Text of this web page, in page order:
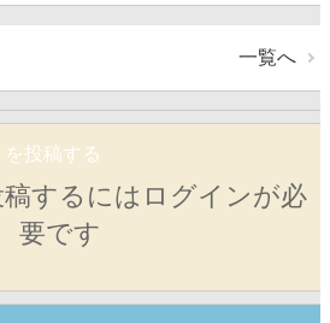
一覧へ
投稿する
するにはログインが必
要です